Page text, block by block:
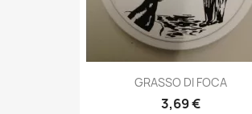
Anteprima
GRASSO DI FOCA
3,69 €